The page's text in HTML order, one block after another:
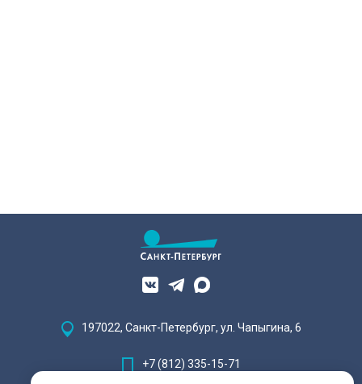
197022, Санкт-Петербург, ул. Чапыгина, 6
+7 (812) 335-15-71